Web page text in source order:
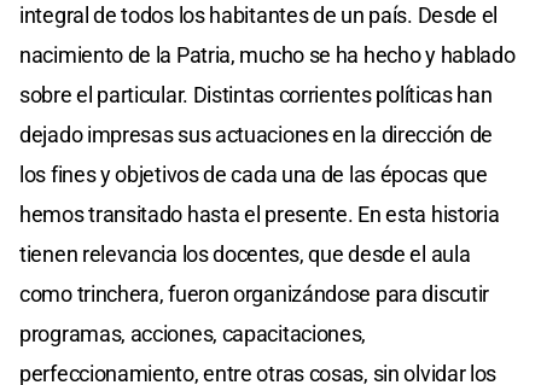
integral de todos los habitantes de un país. Desde el
nacimiento de la Patria, mucho se ha hecho y hablado
sobre el particular. Distintas corrientes políticas han
dejado impresas sus actuaciones en la dirección de
los fines y objetivos de cada una de las épocas que
hemos transitado hasta el presente. En esta historia
tienen relevancia los docentes, que desde el aula
como trinchera, fueron organizándose para discutir
programas, acciones, capacitaciones,
perfeccionamiento, entre otras cosas, sin olvidar los